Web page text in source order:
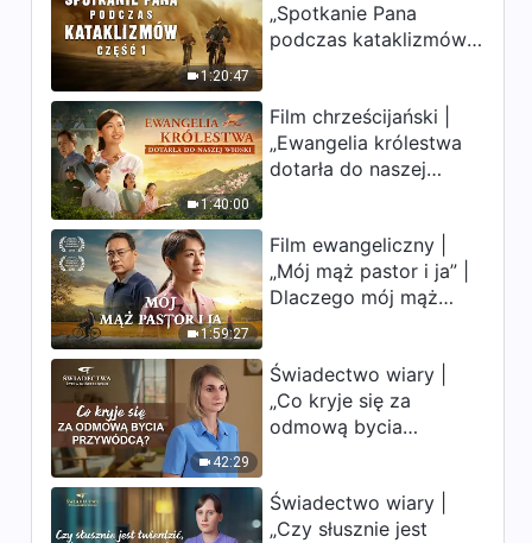
uderzają. Ludzkość
weszła w odliczanie.
1:20:47
„Spotkanie Pana
podczas kataklizmów”
krawędzi, dokąd
zmierza los ludzkości?
1:40:00
Film chrześcijański |
„Ewangelia królestwa
dotarła do naszej
1:59:27
Film ewangeliczny |
„Mój mąż pastor i ja” |
Dlaczego mój mąż
42:29
Świadectwo wiary |
„Co kryje się za
odmową bycia
Świadectwo wiary |
„Czy słusznie jest